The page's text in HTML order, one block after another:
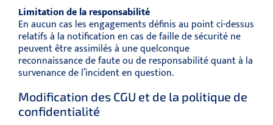
Limitation de la responsabilité
En aucun cas les engagements définis au point ci-dessus
relatifs à la notification en cas de faille de sécurité ne
peuvent être assimilés à une quelconque
reconnaissance de faute ou de responsabilité quant à la
survenance de l’incident en question.
Modification des CGU et de la politique de
confidentialité